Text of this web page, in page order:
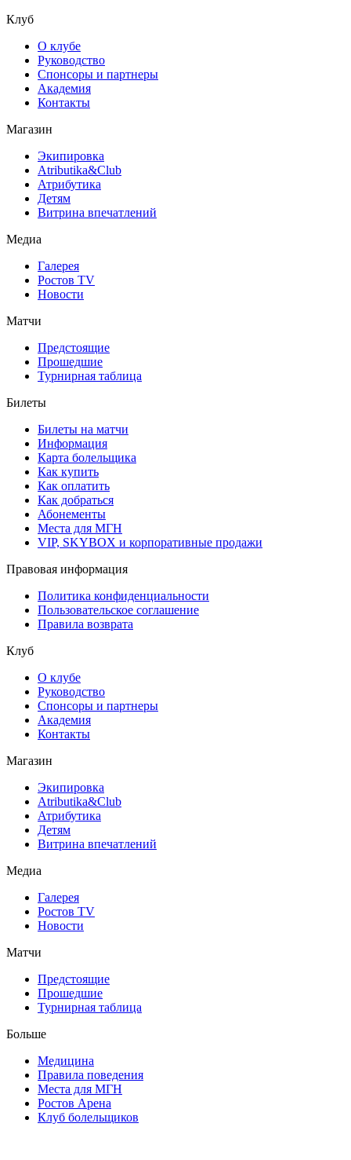
Клуб
О клубе
Руководство
Спонсоры и партнеры
Академия
Контакты
Магазин
Экипировка
Atributika&Club
Атрибутика
Детям
Витрина впечатлений
Медиа
Галерея
Ростов TV
Новости
Матчи
Предстоящие
Прошедшие
Турнирная таблица
Билеты
Билеты на матчи
Информация
Карта болельщика
Как купить
Как оплатить
Как добраться
Абонементы
Места для МГН
VIP, SKYBOX и корпоративные продажи
Правовая информация
Политика конфиденциальности
Пользовательское соглашение
Правила возврата
Клуб
О клубе
Руководство
Спонсоры и партнеры
Академия
Контакты
Магазин
Экипировка
Atributika&Club
Атрибутика
Детям
Витрина впечатлений
Медиа
Галерея
Ростов TV
Новости
Матчи
Предстоящие
Прошедшие
Турнирная таблица
Больше
Медицина
Правила поведения
Места для МГН
Ростов Арена
Клуб болельщиков